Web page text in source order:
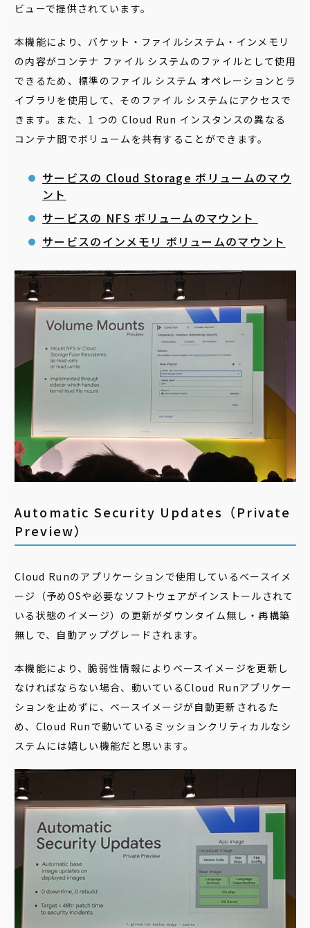
ビューで提供されています。
本機能により、バケット・ファイルシステム・インメモリ
の内容がコンテナ ファイル システムのファイルとして使用
できるため、標準のファイル システム オペレーションとラ
イブラリを使用して、そのファイル システムにアクセスで
きます。また、1 つの Cloud Run インスタンスの異なる
コンテナ間でボリュームを共有することができます。
サービスの Cloud Storage ボリュームのマウ
ント
サービスの NFS ボリュームのマウント
サービスのインメモリ ボリュームのマウント
Automatic Security Updates（Private
Preview）
Cloud Runのアプリケーションで使用しているベースイメ
ージ（予めOSや必要なソフトウェアがインストールされて
いる状態のイメージ）の更新がダウンタイム無し・再構築
無しで、自動アップグレードされます。
本機能により、脆弱性情報によりベースイメージを更新し
なければならない場合、動いているCloud Runアプリケー
ションを止めずに、ベースイメージが自動更新されるた
め、Cloud Runで動いているミッションクリティカルなシ
ステムには嬉しい機能だと思います。